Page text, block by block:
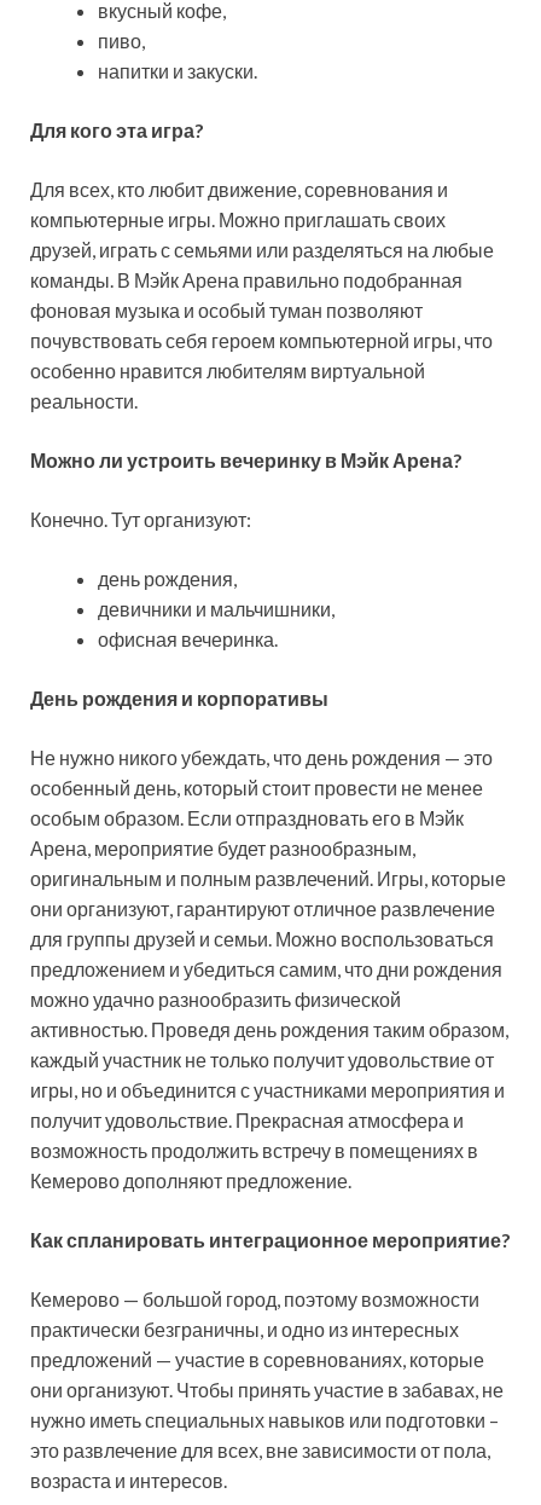
вкусный кофе,
пиво,
напитки и закуски.
Для кого эта игра?
Для всех, кто любит движение, соревнования и
компьютерные игры. Можно приглашать своих
друзей, играть с семьями или разделяться на любые
команды. В Мэйк Арена правильно подобранная
фоновая музыка и особый туман позволяют
почувствовать себя героем компьютерной игры, что
особенно нравится любителям виртуальной
реальности.
Можно ли устроить вечеринку в Мэйк Арена?
Конечно. Тут организуют:
день рождения,
девичники и мальчишники,
офисная вечеринка.
День рождения и корпоративы
Не нужно никого убеждать, что день рождения — это
особенный день, который стоит провести не менее
особым образом. Если отпраздновать его в Мэйк
Арена, мероприятие будет разнообразным,
оригинальным и полным развлечений. Игры, которые
они организуют, гарантируют отличное развлечение
для группы друзей и семьи. Можно воспользоваться
предложением и убедиться самим, что дни рождения
можно удачно разнообразить физической
активностью. Проведя день рождения таким образом,
каждый участник не только получит удовольствие от
игры, но и объединится с участниками мероприятия и
получит удовольствие. Прекрасная атмосфера и
возможность продолжить встречу в помещениях в
Кемерово дополняют предложение.
Как спланировать интеграционное мероприятие?
Кемерово — большой город, поэтому возможности
практически безграничны, и одно из интересных
предложений — участие в соревнованиях, которые
они организуют. Чтобы принять участие в забавах, не
нужно иметь специальных навыков или подготовки –
это развлечение для всех, вне зависимости от пола,
возраста и интересов.